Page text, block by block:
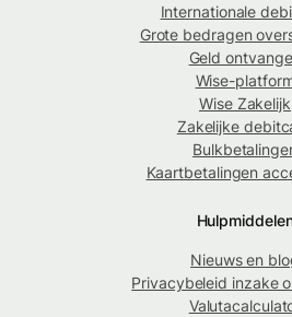
Internationale
Grote bedragen
Geld
Wise-
Wise Zakelijk
Zakelijke
Kaartbetalingen
Nieuws en
Privacybeleid inzake